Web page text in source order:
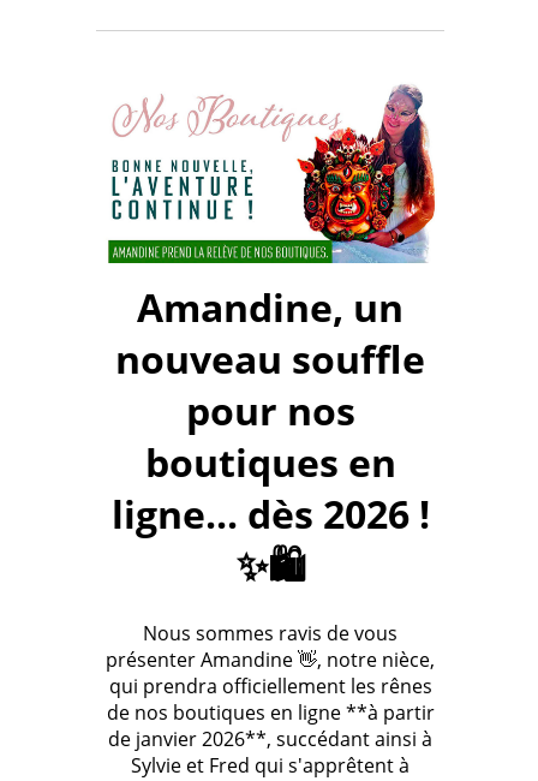
Amandine, un
nouveau souffle
pour nos
boutiques en
ligne... dès 2026 !
✨🛍️
Nous sommes ravis de vous
présenter Amandine 👋, notre nièce,
qui prendra officiellement les rênes
de nos boutiques en ligne **à partir
de janvier 2026**, succédant ainsi à
Sylvie et Fred qui s'apprêtent à